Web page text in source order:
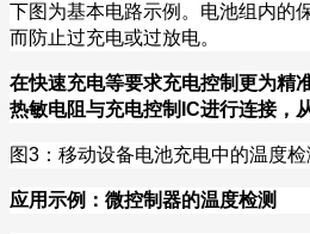
下图为基本电路示例。电池组内的
而防止过充电或过放电。
在快速充电等要求充电控制更为精
热敏电阻与充电控制 IC进行连接，
图3 ：移动设备电池充电中的温度检
应用示例：微控制器的温度检测